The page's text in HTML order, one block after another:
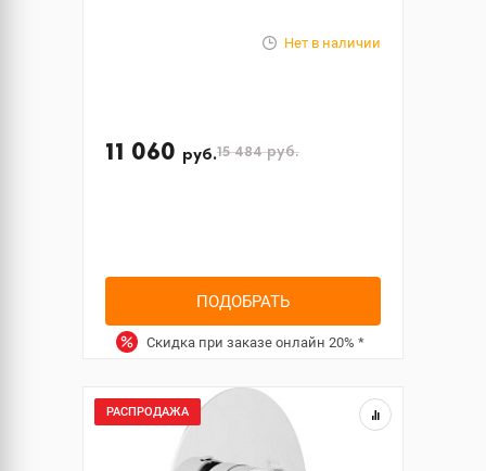
Нет в наличии
11 060 руб.15 484руб.
ПОДОБРАТЬ
Скидка при заказе онлайн 20% *
РАСПРОДАЖА